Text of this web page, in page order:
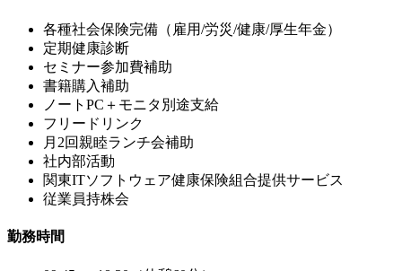
各種社会保険完備（雇用/労災/健康/厚生年金）
定期健康診断
セミナー参加費補助
書籍購入補助
ノートPC＋モニタ別途支給
フリードリンク
月2回親睦ランチ会補助
社内部活動
関東ITソフトウェア健康保険組合提供サービス
従業員持株会
勤務時間